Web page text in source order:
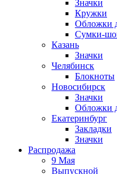
Значки
Кружки
Обложки
Сумки-
Казань
Значки
Челябинск
Блокноты
Новосибирск
Значки
Обложки
Екатеринбург
Закладки
Значки
Распродажа
9 Мая
Выпускной